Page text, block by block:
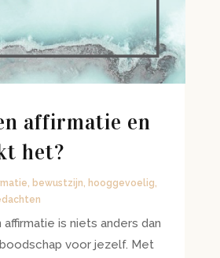
affirmatie en
het?
, bewustzijn, hooggevoelig,
affirmatie is niets anders dan
voor jezelf. Met